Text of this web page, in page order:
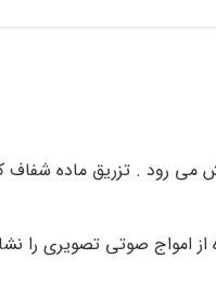
رود . تزریق ماده شفاف
از امواج صوتی تصویری